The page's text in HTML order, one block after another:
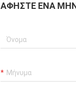
ΑΦΉΣΤΕ ΈΝΑ